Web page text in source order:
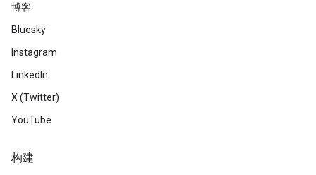
博客
Bluesky
Instagram
LinkedIn
X (Twitter)
YouTube
构建